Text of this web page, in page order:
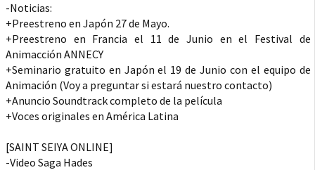
-Noticias:
+Preestreno en Japón 27 de Mayo.
+Preestreno en Francia el 11 de Junio en el Festival de
Animacción ANNECY
+Seminario gratuito en Japón el 19 de Junio con el equipo de
Animación (Voy a preguntar si estará nuestro contacto)
+Anuncio Soundtrack completo de la película
+Voces originales en América Latina
[SAINT SEIYA ONLINE]
-Video Saga Hades